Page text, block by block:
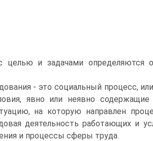
целью и задачами определяются
- это социальный процесс,
явно или неявно
на которую направлен
деятельность работающих и
и процессы сферы труда.